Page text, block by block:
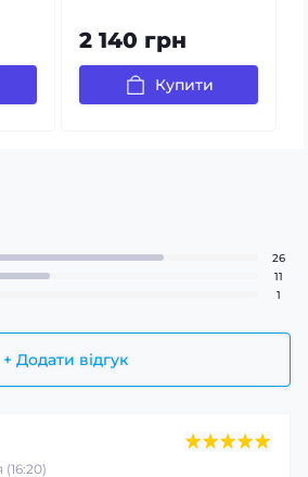
2 140 грн
Купити
+ Додати відгук
26
11
1
(16:20)